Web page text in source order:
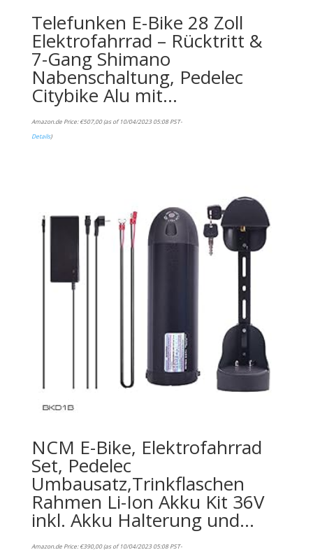
Telefunken E-Bike 28 Zoll
Elektrofahrrad – Rücktritt &
7-Gang Shimano
Nabenschaltung, Pedelec
Citybike Alu mit…
Amazon.de Price:€507,00(as of 10/04/2023 05:08 PST-
Details)
NCM E-Bike, Elektrofahrrad
Set, Pedelec
Umbausatz,Trinkflaschen
Rahmen Li-Ion Akku Kit 36V
inkl. Akku Halterung und…
Amazon.de Price:€390,00(as of 10/04/2023 05:08 PST-